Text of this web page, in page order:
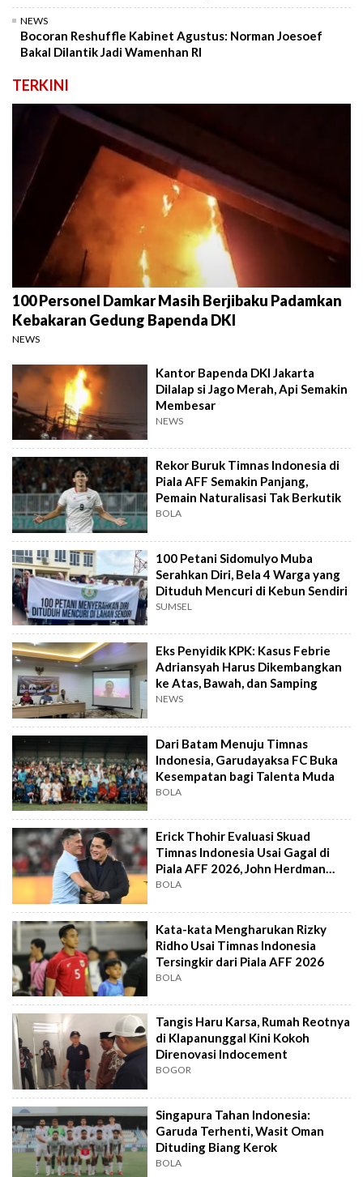
NEWS
Bocoran Reshuffle Kabinet Agustus: Norman Joesoef
Bakal Dilantik Jadi Wamenhan RI
TERKINI
100 Personel Damkar Masih Berjibaku Padamkan
Kebakaran Gedung Bapenda DKI
NEWS
Kantor Bapenda DKI Jakarta
Dilalap si Jago Merah, Api Semakin
Membesar
NEWS
Rekor Buruk Timnas Indonesia di
Piala AFF Semakin Panjang,
Pemain Naturalisasi Tak Berkutik
BOLA
100 Petani Sidomulyo Muba
Serahkan Diri, Bela 4 Warga yang
Dituduh Mencuri di Kebun Sendiri
SUMSEL
Eks Penyidik KPK: Kasus Febrie
Adriansyah Harus Dikembangkan
ke Atas, Bawah, dan Samping
NEWS
Dari Batam Menuju Timnas
Indonesia, Garudayaksa FC Buka
Kesempatan bagi Talenta Muda
BOLA
Erick Thohir Evaluasi Skuad
Timnas Indonesia Usai Gagal di
Piala AFF 2026, John Herdman
Out?
BOLA
Kata-kata Mengharukan Rizky
Ridho Usai Timnas Indonesia
Tersingkir dari Piala AFF 2026
BOLA
Tangis Haru Karsa, Rumah Reotnya
di Klapanunggal Kini Kokoh
Direnovasi Indocement
BOGOR
Singapura Tahan Indonesia:
Garuda Terhenti, Wasit Oman
Dituding Biang Kerok
BOLA